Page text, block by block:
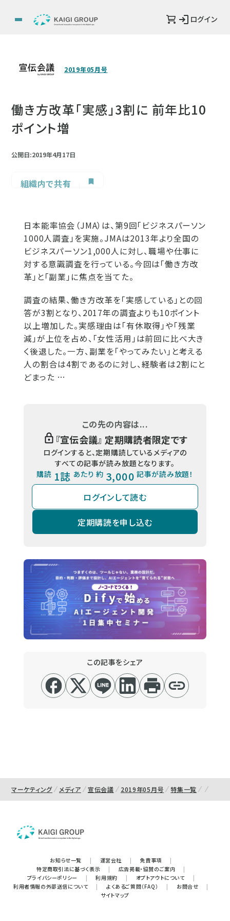
ログイン
2019年05月号
働き方改革「実感」3割に 前年比10
ポイント増
公開日:2019年4月17日
組織内で共有
日本能率協会（JMA）は、第9回「ビジネスパーソン
1000人調査」を実施。JMAは2013年より全国の
ビジネスパーソン1,000人に対し、職場や仕事に
対する意識調査を行っている。今回は「働き方改
革」と「副業」に焦点を当てた。
調査の結果、働き方改革を「実感している」との回
答が3割となり、2017年の調査よりも10ポイント
以上増加した。実感理由は「有休取得」や「残業
減」が上位を占め、「女性活用」は前回に比べ大き
く後退した。一方、副業を「やってみたい」と考える
人の割合は4割であるのに対し、経験者は2割にと
どまった …
この先の内容は...
『宣伝会議』 定期購読者限定です
ログインすると、定期購読しているメディアの
すべての記事が読み放題となります。
購読 1誌 あたり 約 3,000 記事が読み放題！
ログインして読む
定期購読を申し込む
この記事をシェア
マーケティング メディア 宣伝会議 2019年05月号 特集一覧
お知らせ一覧 | 運営会社 | 免責事項
|
特定商取引法に基づく表示
| 広告掲載・協賛のご案内
|
プライバシーポリシー
| 利用規約 | オプトアウトについて
|
利用者情報の外部送信について
| よくあるご質問（FAQ） | お問合せ
|
サイトマップ